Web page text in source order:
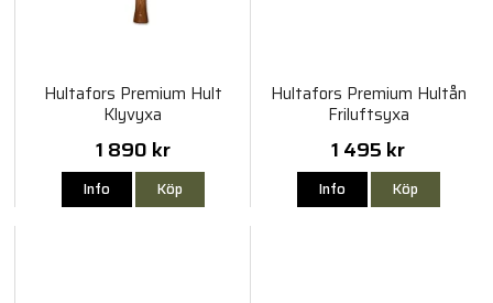
Hultafors Premium Hult
Klyvyxa
1 890 kr
Info Köp
Hultafors Premium Hultån
Friluftsyxa
1 495 kr
Info Köp